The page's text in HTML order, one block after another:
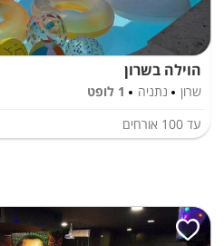
הוילה בשרון
שרון נתניה 1 לופט
עד 100 אורחים